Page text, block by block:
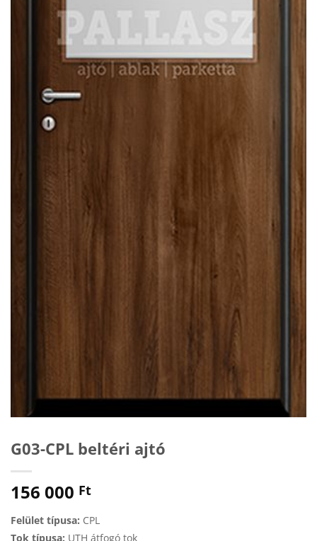
G03-CPL beltéri ajtó
156 000 Ft
Felület típusa: CPL
Tok típusa: UTH átfogó tok